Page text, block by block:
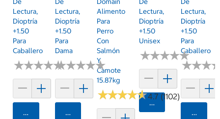
Lectura,
Dioptría
+1.50
Para
Caballero
★★★★★
★★★★★
Agregar
Lectura,
Dioptría
+1.50
Para
Dama
★★★★★
★★★★★
Agregar
Alimento
Para
Perro
Con
Salmón
Y
Camote
15.87kg
★★★★★
★★★★★4.7 (1102)
Lectura,
Dioptría
+1.50
Unisex
★★★★★
★★★★★
Agregar
Lectura,
Dioptría
+1.50
Para
Caballero
★★★
★★★